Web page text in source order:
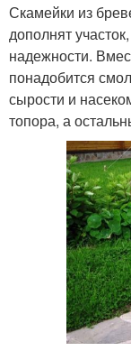
Скамейки из
дополнят
надежности.
понадобится
сырости и
топора, а